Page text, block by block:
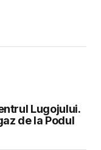
Lugojului.
de la Podul